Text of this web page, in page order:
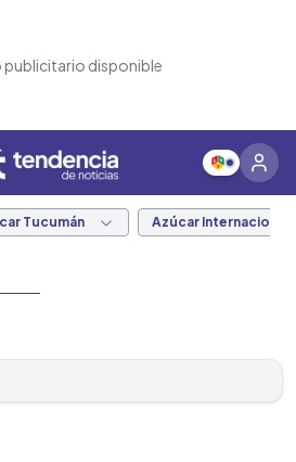
publicitario disponible
Tucumán Azúcar Internacional